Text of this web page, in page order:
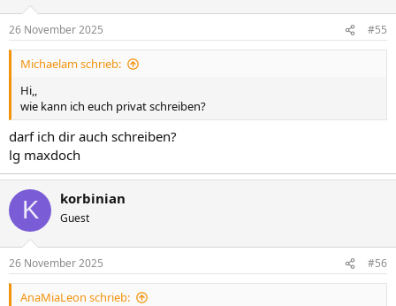
26 November 2025 #55
Michaelam schrieb:
Hi,,
wie kann ich euch privat schreiben?
darf ich dir auch schreiben?
lg maxdoch
K korbinian
Guest
26 November 2025 #56
AnaMiaLeon schrieb: